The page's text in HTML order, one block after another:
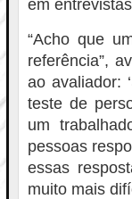
em
“Acho que
referência”,
ao avaliador:
teste de
um
pessoas
essas
muito mais